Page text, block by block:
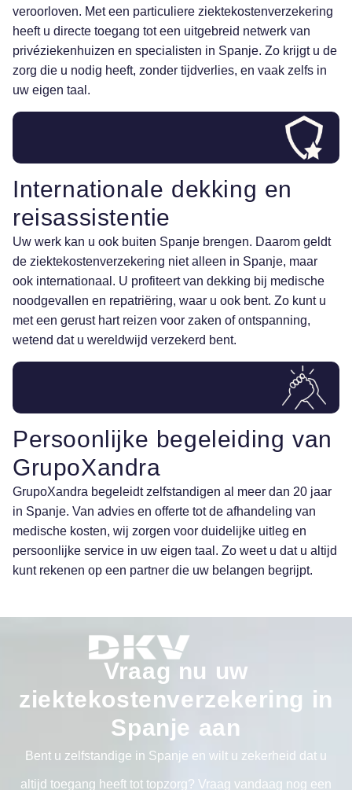
veroorloven. Met een particuliere ziektekostenverzekering
heeft u directe toegang tot een uitgebreid netwerk van
privéziekenhuizen en specialisten in Spanje. Zo krijgt u de
zorg die u nodig heeft, zonder tijdverlies, en vaak zelfs in
uw eigen taal.
Internationale dekking en
reisassistentie
Uw werk kan u ook buiten Spanje brengen. Daarom geldt
de ziektekostenverzekering niet alleen in Spanje, maar
ook internationaal. U profiteert van dekking bij medische
noodgevallen en repatriëring, waar u ook bent. Zo kunt u
met een gerust hart reizen voor zaken of ontspanning,
wetend dat u wereldwijd verzekerd bent.
Persoonlijke begeleiding van
GrupoXandra
GrupoXandra begeleidt zelfstandigen al meer dan 20 jaar
in Spanje. Van advies en offerte tot de afhandeling van
medische kosten, wij zorgen voor duidelijke uitleg en
persoonlijke service in uw eigen taal. Zo weet u dat u altijd
kunt rekenen op een partner die uw belangen begrijpt.
Vraag nu uw
ziektekostenverzekering in
Spanje aan
Bent u zelfstandige in Spanje en wilt u zekerheid dat u
altijd toegang heeft tot topzorg? Vraag vandaag nog een